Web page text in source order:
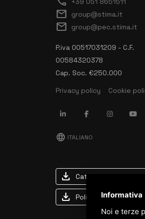
mail group@stima.it
mail group@pec.stima.it
P.iva 00517031209 - C.F.
00584320378
Cap. Soc. €250.000
Privacy policy
Cookie
language ITALIANO
download Catalogo Stima
download Politica qualità e
Informativa
Noi e terze